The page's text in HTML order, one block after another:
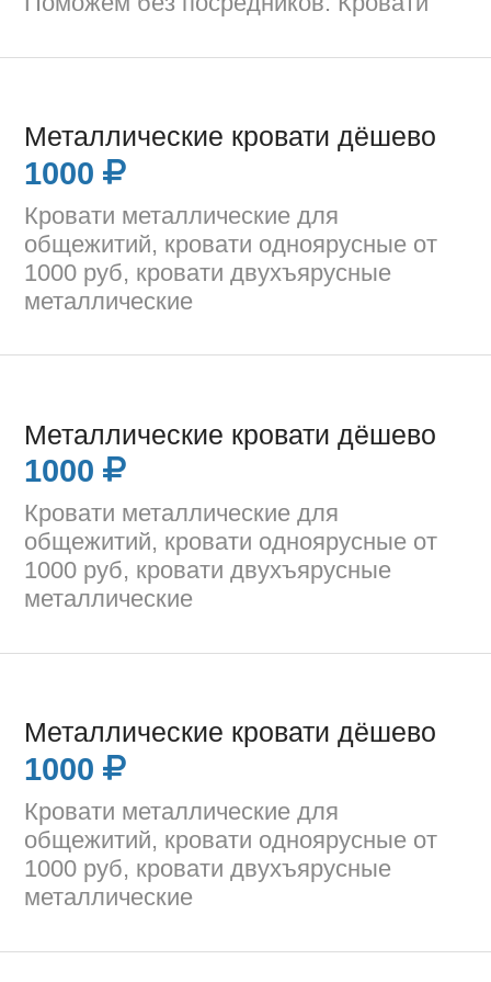
Металлические кровати дёшево
1000
Кровати металлические для
общежитий, кровати одноярусные от
1000 руб, кровати двухъярусные
металлические
Металлические кровати дёшево
1000
Кровати металлические для
общежитий, кровати одноярусные от
1000 руб, кровати двухъярусные
металлические
Металлические кровати дёшево
1000
Кровати металлические для
общежитий, кровати одноярусные от
1000 руб, кровати двухъярусные
металлические